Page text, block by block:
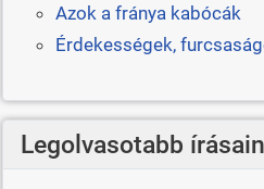
Azok a fránya kabócák
Érdekességek,
Legolvasotabb